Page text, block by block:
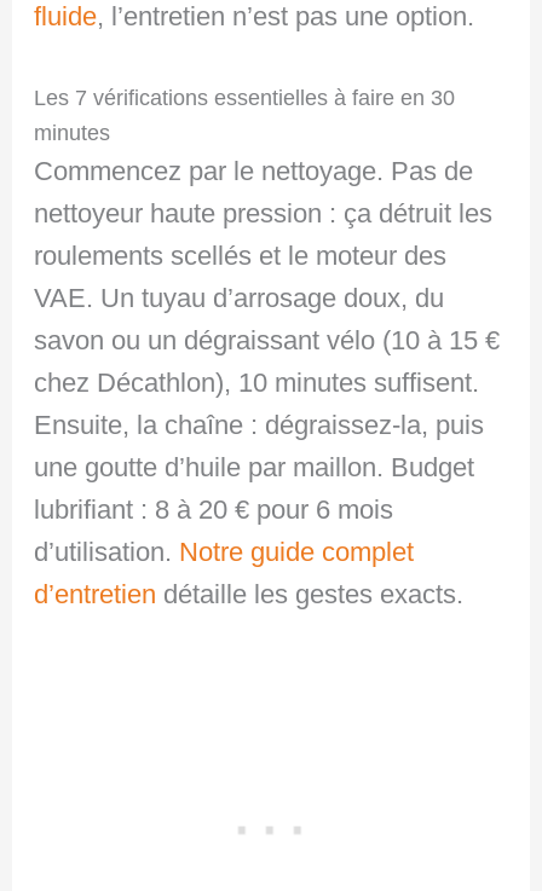
fluide, l’entretien n’est pas une option.
Les 7 vérifications essentielles à faire en 30
minutes
Commencez par le nettoyage. Pas de
nettoyeur haute pression : ça détruit les
roulements scellés et le moteur des
VAE. Un tuyau d’arrosage doux, du
savon ou un dégraissant vélo (10 à 15 €
chez Décathlon), 10 minutes suffisent.
Ensuite, la chaîne : dégraissez-la, puis
une goutte d’huile par maillon. Budget
lubrifiant : 8 à 20 € pour 6 mois
d’utilisation. Notre guide complet
d’entretien détaille les gestes exacts.